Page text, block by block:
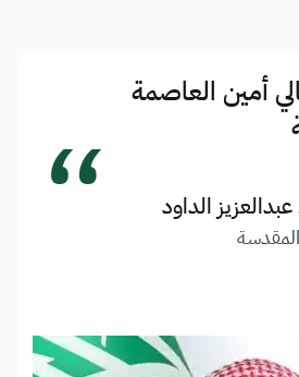
أمين العاصمة
الداود “